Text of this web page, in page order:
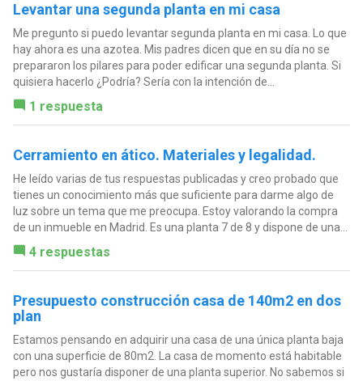
Levantar una segunda planta en mi casa
Me pregunto si puedo levantar segunda planta en mi casa. Lo que
hay ahora es una azotea. Mis padres dicen que en su día no se
prepararon los pilares para poder edificar una segunda planta. Si
quisiera hacerlo ¿Podría? Sería con la intención de...
1 respuesta
Cerramiento en ático. Materiales y legalidad.
He leído varias de tus respuestas publicadas y creo probado que
tienes un conocimiento más que suficiente para darme algo de
luz sobre un tema que me preocupa. Estoy valorando la compra
de un inmueble en Madrid. Es una planta 7 de 8 y dispone de una...
4 respuestas
Presupuesto construcción casa de 140m2 en dos
plan
Estamos pensando en adquirir una casa de una única planta baja
con una superficie de 80m2. La casa de momento está habitable
pero nos gustaría disponer de una planta superior. No sabemos si